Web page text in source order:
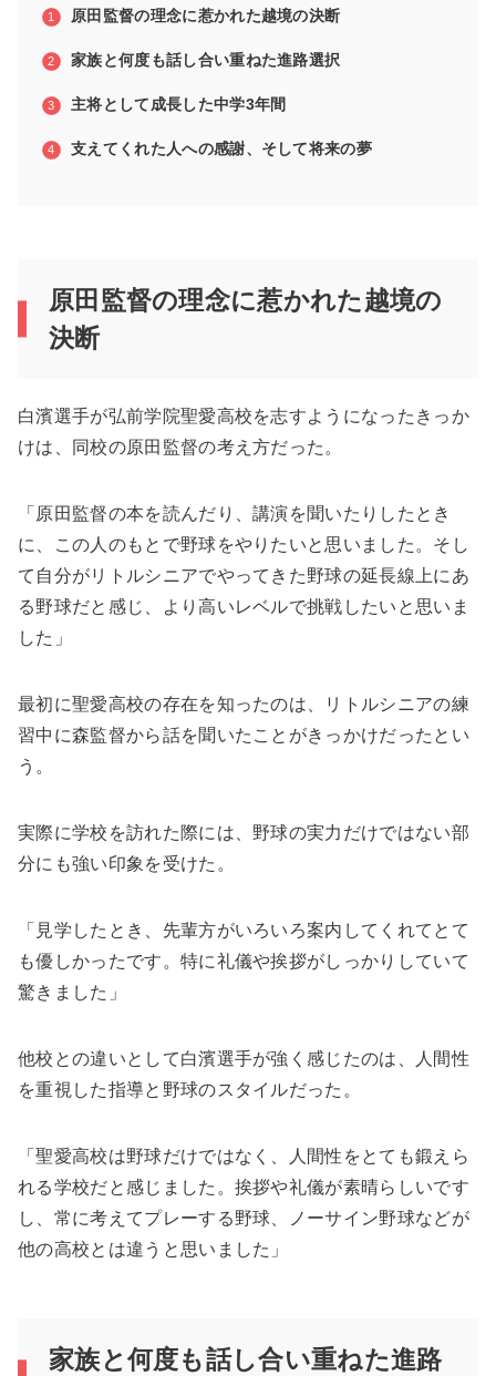
原田監督の理念に惹かれた越境の決断
家族と何度も話し合い重ねた進路選択
主将として成長した中学3年間
支えてくれた人への感謝、そして将来の夢
原田監督の理念に惹かれた越境の
決断
白濱選手が弘前学院聖愛高校を志すようになったきっか
けは、同校の原田監督の考え方だった。
「原田監督の本を読んだり、講演を聞いたりしたとき
に、この人のもとで野球をやりたいと思いました。そし
て自分がリトルシニアでやってきた野球の延長線上にあ
る野球だと感じ、より高いレベルで挑戦したいと思いま
した」
最初に聖愛高校の存在を知ったのは、リトルシニアの練
習中に森監督から話を聞いたことがきっかけだったとい
う。
実際に学校を訪れた際には、野球の実力だけではない部
分にも強い印象を受けた。
「見学したとき、先輩方がいろいろ案内してくれてとて
も優しかったです。特に礼儀や挨拶がしっかりしていて
驚きました」
他校との違いとして白濱選手が強く感じたのは、人間性
を重視した指導と野球のスタイルだった。
「聖愛高校は野球だけではなく、人間性をとても鍛えら
れる学校だと感じました。挨拶や礼儀が素晴らしいです
し、常に考えてプレーする野球、ノーサイン野球などが
他の高校とは違うと思いました」
家族と何度も話し合い重ねた進路